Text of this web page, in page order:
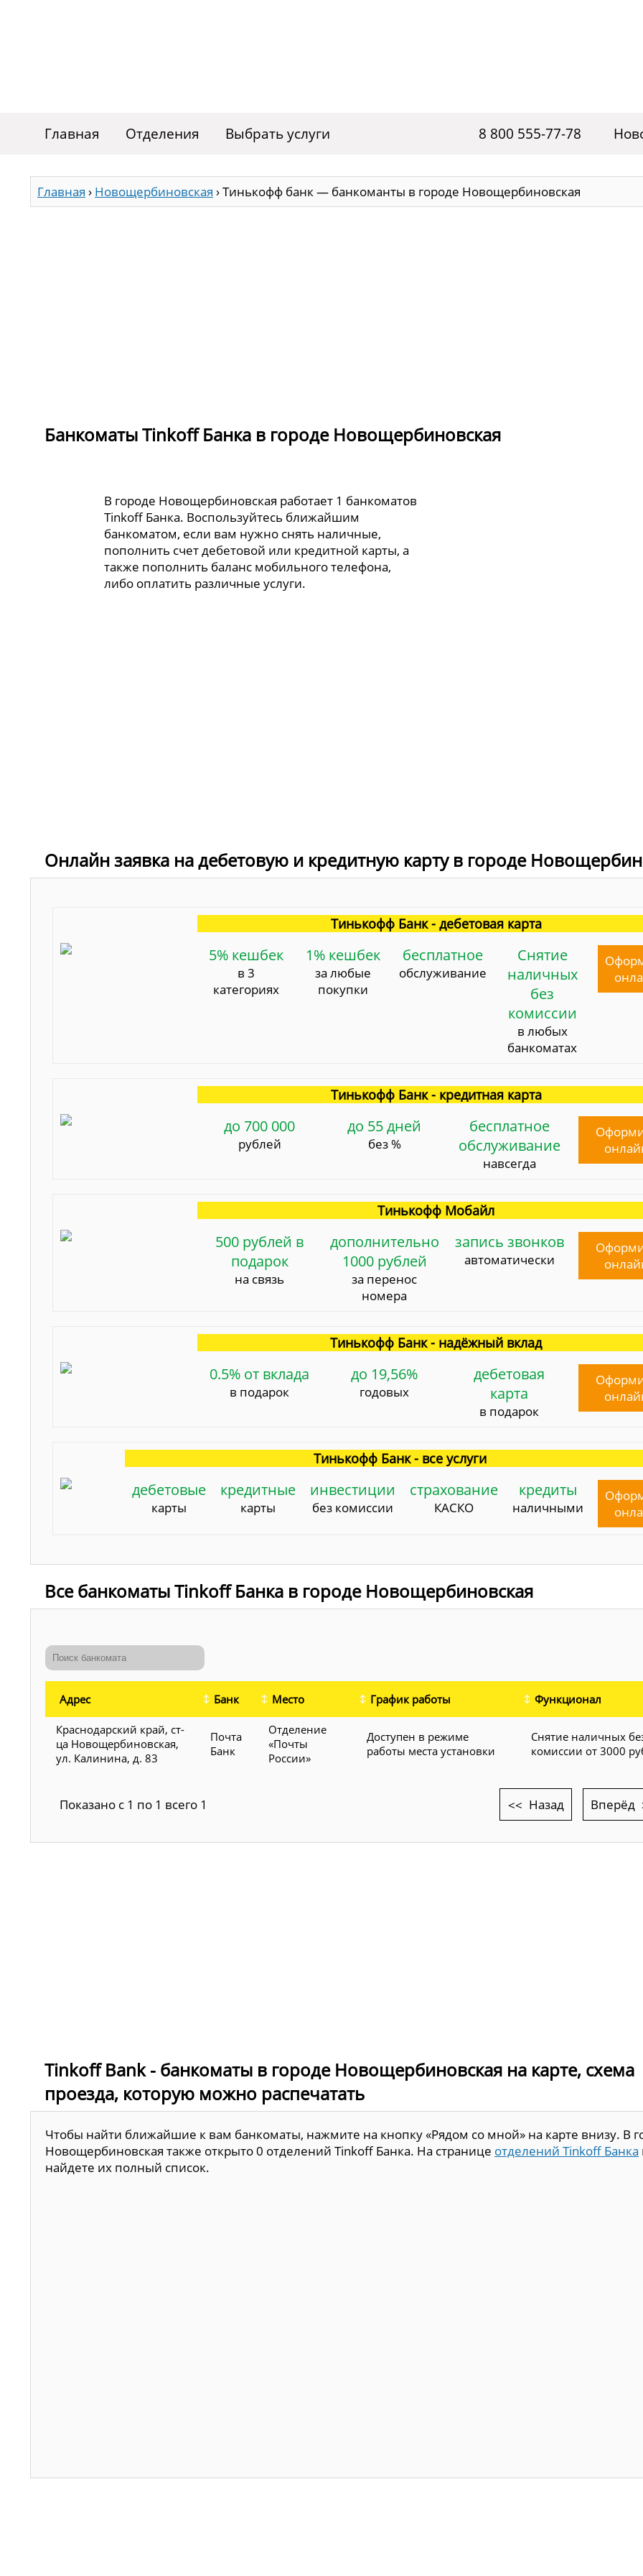
Главная Отделения Выбрать услуги 8 800 555-77-78
Главная › Новощербиновская ›Тинькофф банк — банкоманты в городе Новощербиновская
Банкоматы Tinkoff Банка в городе Новощербиновская
В городе Новощербиновская работает 1 банкоматов
Tinkoff Банка. Воспользуйтесь ближайшим
банкоматом, если вам нужно снять наличные,
пополнить счет дебетовой или кредитной карты, а
также пополнить баланс мобильного телефона,
либо оплатить различные услуги.
Онлайн заявка на дебетовую и кредитную карту в городе
Тинькофф Банк - дебетовая карта
5% кешбек
в 3
категориях
1% кешбек
за любые
покупки
бесплатное
обслуживание
Снятие
наличных
без
комиссии
в любых
банкоматах
Тинькофф Банк - кредитная карта
до 700 000
рублей
до 55 дней
без %
бесплатное
обслуживание
навсегда
Тинькофф Мобайл
500 рублей в
подарок
на связь
дополнительно
1000 рублей
за перенос
номера
запись звонков
автоматически
Тинькофф Банк - надёжный вклад
0.5% от вклада
в подарок
до 19,56%
годовых
дебетовая
карта
в подарок
Тинькофф Банк - все услуги
дебетовые
карты
кредитные
карты
инвестиции
без комиссии
страхование
КАСКО
кредиты
наличными
Все банкоматы Tinkoff Банка в городе Новощербиновская
Адрес Банк Место График работы Функционал
Краснодарский край, ст-
ца Новощербиновская,
ул. Калинина, д. 83
Почта
Банк
Отделение
«Почты
России»
Доступен в режиме
работы места установки
Снятие наличных
комиссии от 3000
Показано с 1 по 1 всего 1 Назад Вперёд
Tinkoff Bank - банкоматы в городе Новощербиновская на карте, схема
проезда, которую можно распечатать
Чтобы найти ближайшие к вам банкоматы, нажмите на кнопку «Рядом со мной» на карте внизу. В
Новощербиновская также открыто 0 отделений Tinkoff Банка. На странице отделений Tinkoff Банка
найдете их полный список.